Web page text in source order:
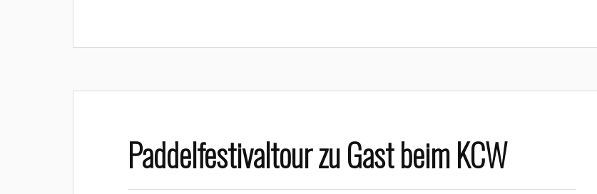
Paddelfestivaltour zu Gast beim KCW